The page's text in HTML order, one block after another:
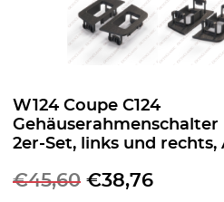
W124 Coupe C124
Gehäuserahmenschalter
2er-Set, links und rechts,
€45,60 €38,76